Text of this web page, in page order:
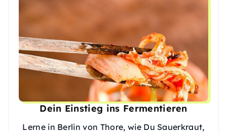
Dein Einstieg ins Fermentieren
Lerne in Berlin von Thore, wie Du Sauerkraut,